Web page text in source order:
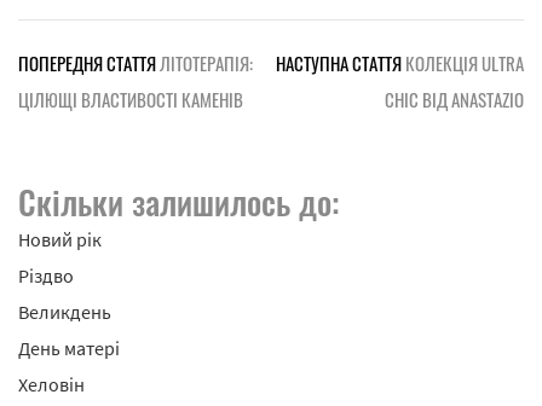
ПОПЕРЕДНЯ СТАТТЯЛІТОТЕРАПІЯ:
ЦІЛЮЩІ ВЛАСТИВОСТІ КАМЕНІВ
НАСТУПНА СТАТТЯКОЛЕКЦІЯ ULTRA
CHIC ВІД ANASTAZIO
Скільки залишилось до:
Новий рік
Різдво
Великдень
День матері
Хеловін